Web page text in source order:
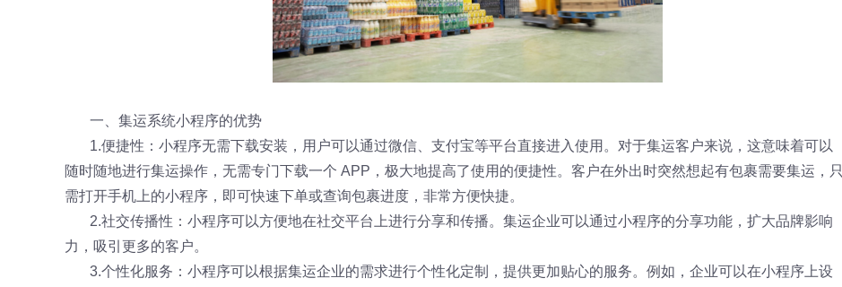
一、集运系统小程序的优势
1.便捷性：小程序无需下载安装，用户可以通过微信、支付宝等平台直接进入使用。对于集运客户来说，这意味着可以
随时随地进行集运操作，无需专门下载一个 APP，极大地提高了使用的便捷性。客户在外出时突然想起有包裹需要集运，只
需打开手机上的小程序，即可快速下单或查询包裹进度，非常方便快捷。
2.社交传播性：小程序可以方便地在社交平台上进行分享和传播。集运企业可以通过小程序的分享功能，扩大品牌影响
力，吸引更多的客户。
3.个性化服务：小程序可以根据集运企业的需求进行个性化定制，提供更加贴心的服务。例如，企业可以在小程序上设